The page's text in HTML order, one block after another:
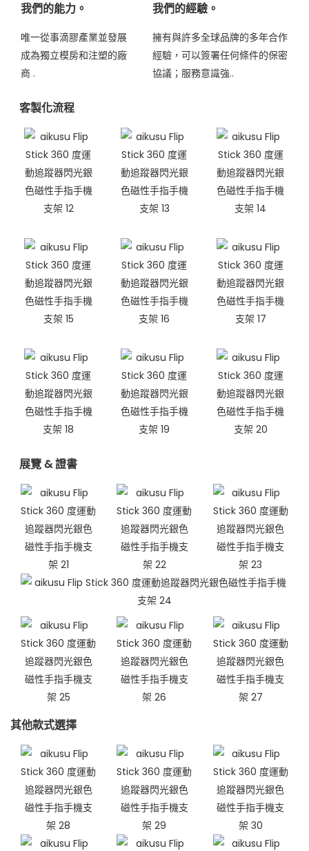
我們的能力。
唯一從事滴膠產業並發展
成為獨立模房和注塑的廠
商 .
我們的經驗。
擁有與許多全球品牌的多年合作
經驗，可以簽署任何條件的保密
協議；服務意識強..
客製化流程
展覽 & 證書
其他款式選擇